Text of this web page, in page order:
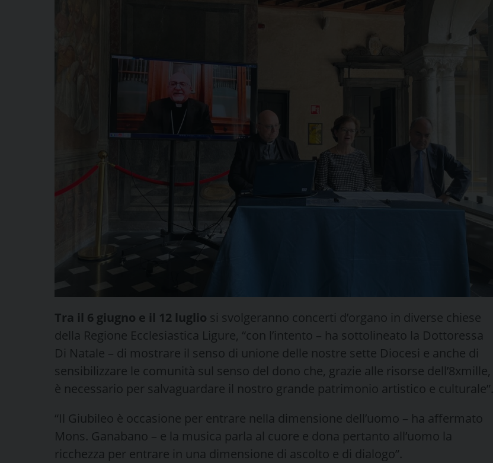
Tra il 6 giugno e il 12 luglio si svolgeranno concerti d’organo in diverse chiese
della Regione Ecclesiastica Ligure, “con l’intento – ha sottolineato la Dottoressa
Di Natale – di mostrare il senso di unione delle nostre sette Diocesi e anche di
sensibilizzare le comunità sul senso del dono che, grazie alle risorse dell’8xmille,
è necessario per salvaguardare il nostro grande patrimonio artistico e culturale”.
“Il Giubileo è occasione per entrare nella dimensione dell’uomo – ha affermato
Mons. Ganabano – e la musica parla al cuore e dona pertanto all’uomo la
ricchezza per entrare in una dimensione di ascolto e di dialogo”.